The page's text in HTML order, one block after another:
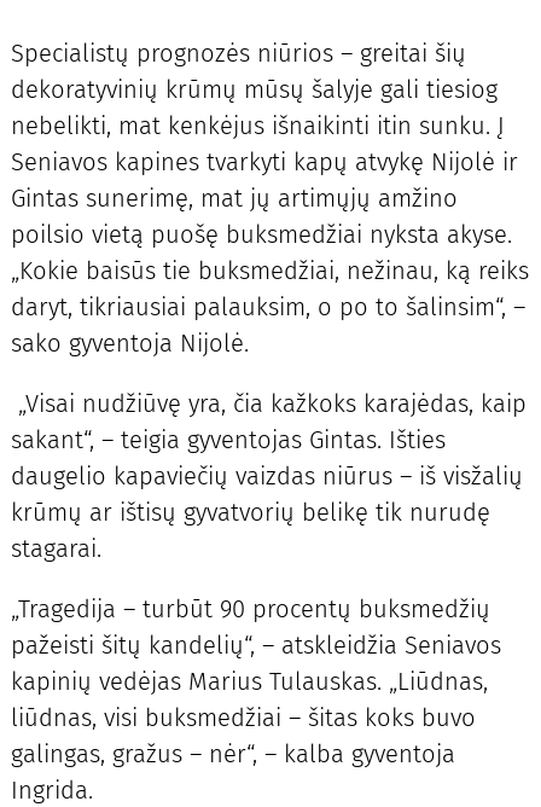
Specialistų prognozės niūrios – greitai šių
dekoratyvinių krūmų mūsų šalyje gali tiesiog
nebelikti, mat kenkėjus išnaikinti itin sunku. Į
Seniavos kapines tvarkyti kapų atvykę Nijolė ir
Gintas sunerimę, mat jų artimųjų amžino
poilsio vietą puošę buksmedžiai nyksta akyse.
„Kokie baisūs tie buksmedžiai, nežinau, ką reiks
daryt, tikriausiai palauksim, o po to šalinsim“, –
sako gyventoja Nijolė.
„Visai nudžiūvę yra, čia kažkoks karajėdas, kaip
sakant“, – teigia gyventojas Gintas. Išties
daugelio kapaviečių vaizdas niūrus – iš visžalių
krūmų ar ištisų gyvatvorių belikę tik nurudę
stagarai.
„Tragedija – turbūt 90 procentų buksmedžių
pažeisti šitų kandelių“, – atskleidžia Seniavos
kapinių vedėjas Marius Tulauskas. „Liūdnas,
liūdnas, visi buksmedžiai – šitas koks buvo
galingas, gražus – nėr“, – kalba gyventoja
Ingrida.